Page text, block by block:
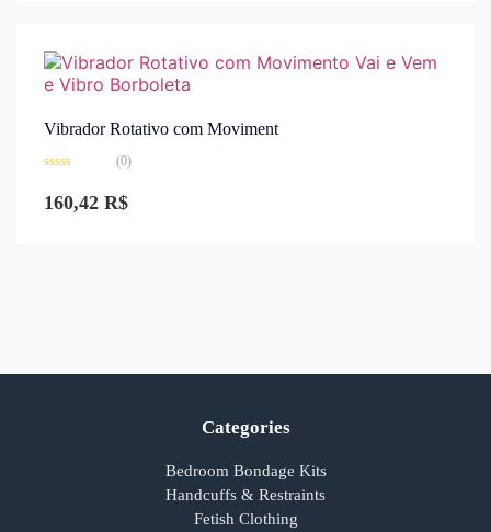
Vibrador Rotativo com Moviment
0
de
(0)
160,42 R$
Categories
Bedroom Bondage Kits
Handcuffs & Restraints
Fetish Clothing